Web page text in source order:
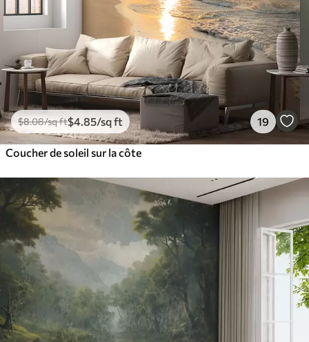
$8.08/sq ft$4.85/sq ft 19
Coucher de soleil sur la côte